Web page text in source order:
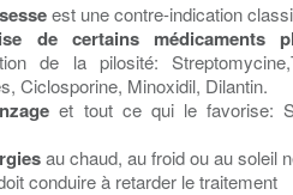
est une contre-indication
de certains médicaments
de la pilosité:
Ciclosporine, Minoxidil, Dilantin.
et tout ce qui le favorise:
au chaud, au froid ou au soleil
conduire à retarder le traitement